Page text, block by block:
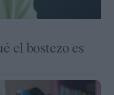
el bostezo es